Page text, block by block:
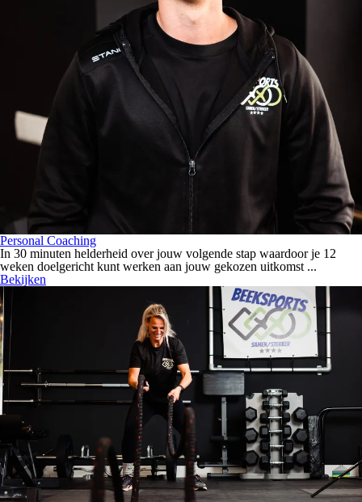
Personal Coaching
In 30 minuten helderheid over jouw volgende stap waardoor je 12
weken doelgericht kunt werken aan jouw gekozen uitkomst ...
Bekijken